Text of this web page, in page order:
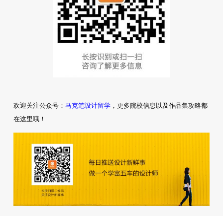
欢迎关注公众号： 马克笔设计留学，更多院校信息以及作品集攻略都
在这里哦！